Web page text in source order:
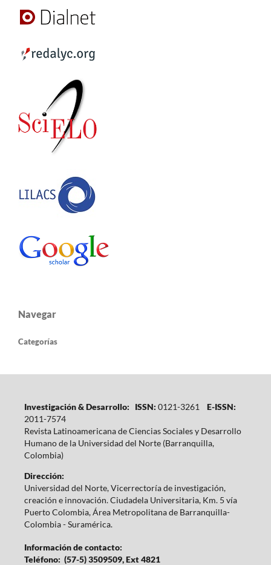
Navegar
Categorías
Investigación & Desarrollo: ISSN: 0121-3261
E-ISSN:
2011-7574
Revista Latinoamericana de Ciencias Sociales y Desarrollo
Humano de la Universidad del Norte (Barranquilla,
Colombia)
Dirección:
Universidad del Norte, Vicerrectoría de investigación,
creación e innovación. Ciudadela Universitaria, Km. 5 vía
Puerto Colombia, Área Metropolitana de Barranquilla-
Colombia - Suramérica.
Información de contacto:
Teléfono: (57-5) 3509509, Ext 4821